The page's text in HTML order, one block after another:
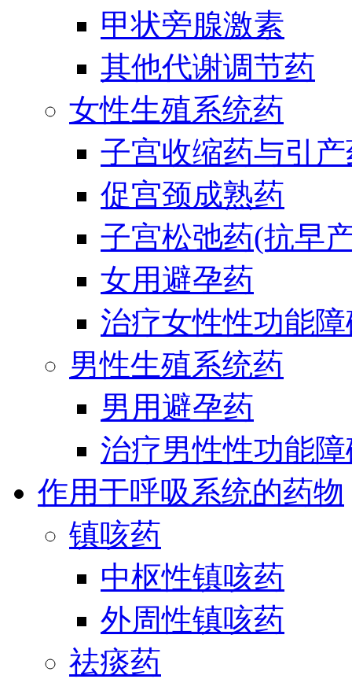
甲状旁腺激素
其他代谢调节药
女性生殖系统药
子宫收缩药与引
促宫颈成熟药
子宫松弛药(抗早
女用避孕药
治疗女性性功能
男性生殖系统药
男用避孕药
治疗男性性功能
作用于呼吸系统的药物
镇咳药
中枢性镇咳药
外周性镇咳药
祛痰药